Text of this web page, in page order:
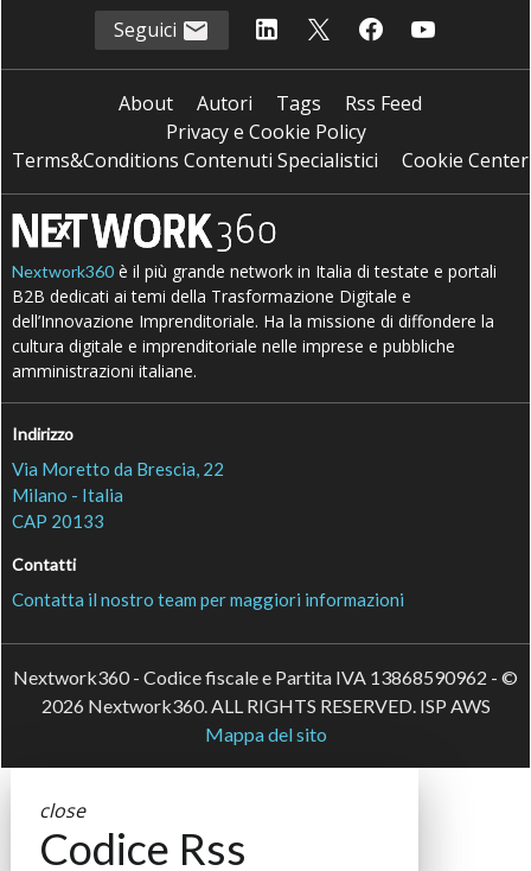
Seguici
About Autori Tags
Rss Feed
Privacy e Cookie Policy
Terms&Conditions Contenuti Specialistici
Cookie Center
Nextwork360 è il più grande network in Italia di testate e portali
B2B dedicati ai temi della Trasformazione Digitale e
dell’Innovazione Imprenditoriale. Ha la missione di diffondere la
cultura digitale e imprenditoriale nelle imprese e pubbliche
amministrazioni italiane.
Indirizzo
Via Moretto da Brescia, 22
Milano - Italia
CAP 20133
Contatti
Contatta il nostro team per maggiori informazioni
Nextwork360 - Codice fiscale e Partita IVA 13868590962 - ©
2026 Nextwork360. ALL RIGHTS RESERVED. ISP AWS
Mappa del sito
close
Codice Rss